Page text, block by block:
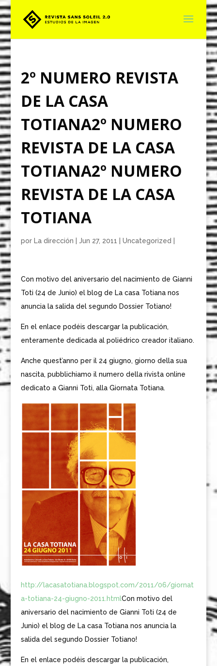
2º NUMERO REVISTA
DE LA CASA
TOTIANA2º NUMERO
REVISTA DE LA CASA
TOTIANA2º NUMERO
REVISTA DE LA CASA
TOTIANA
por La dirección Jun 27, 2011 Uncategorized
Con motivo del aniversario del nacimiento de Gianni
Toti (24 de Junio) el blog de La casa Totiana nos
anuncia la salida del segundo Dossier Totiano!
En el enlace podéis descargar la publicación,
enteramente dedicada al poliédrico creador italiano.
Anche quest’anno per il 24 giugno, giorno della sua
nascita, pubblichiamo il numero della rivista online
dedicato a Gianni Toti, alla Giornata Totiana.
http://lacasatotiana.blogspot.com/2011/06/giornat
a-totiana-24-giugno-2011.htmlCon motivo del
aniversario del nacimiento de Gianni Toti (24 de
Junio) el blog de La casa Totiana nos anuncia la
salida del segundo Dossier Totiano!
En el enlace podéis descargar la publicación,